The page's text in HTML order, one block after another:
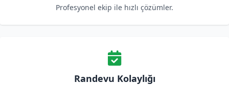
Profesyonel ekip ile hızlı çözümler.
Randevu Kolaylığı